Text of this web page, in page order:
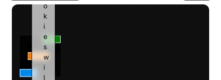
o
k
i
e
s
w
i
l